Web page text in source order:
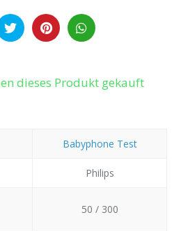
dieses Produkt gekauft
Babyphone Test
Philips
50 / 300